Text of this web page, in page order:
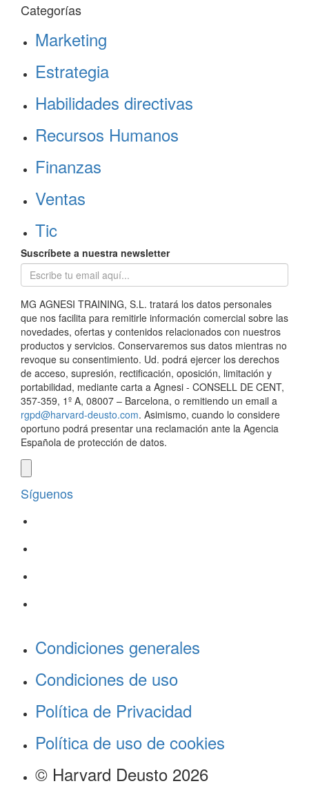
Categorías
Marketing
Estrategia
Habilidades directivas
Recursos Humanos
Finanzas
Ventas
Tic
Suscríbete a nuestra newsletter
MG AGNESI TRAINING, S.L. tratará los datos personales
que nos facilita para remitirle información comercial sobre las
novedades, ofertas y contenidos relacionados con nuestros
productos y servicios. Conservaremos sus datos mientras no
revoque su consentimiento. Ud. podrá ejercer los derechos
de acceso, supresión, rectificación, oposición, limitación y
portabilidad, mediante carta a Agnesi - CONSELL DE CENT,
357-359, 1º A, 08007 – Barcelona, o remitiendo un email a
rgpd@harvard-deusto.com. Asimismo, cuando lo considere
oportuno podrá presentar una reclamación ante la Agencia
Española de protección de datos.
Síguenos
Condiciones generales
Condiciones de uso
Política de Privacidad
Política de uso de cookies
© Harvard Deusto 2026